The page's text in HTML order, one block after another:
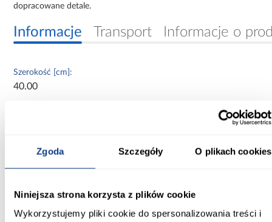
Zgoda Szczegóły O plikach cookies
Niniejsza strona korzysta z plików cookie
Wykorzystujemy pliki cookie do spersonalizowania treści i
dopracowane detale.
Informacje Transport Informacje o
Szerokość [cm]:
40.00
Wysokość [cm]:
90.00
Kolekcja: